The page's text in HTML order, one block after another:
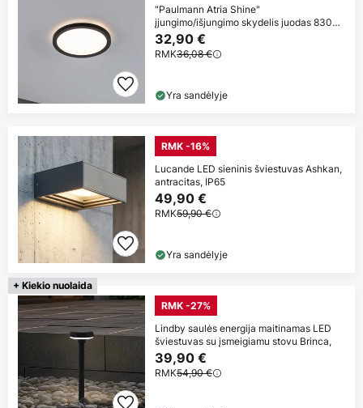
"Paulmann Atria Shine"
įjungimo/išjungimo skydelis juodas 830
Ø19cm
32,90 €
RMK36,08 €
Yra sandėlyje
RMK -16%
Lucande LED sieninis šviestuvas Ashkan,
antracitas, IP65
49,90 €
RMK59,90 €
Yra sandėlyje
+ Kiekio nuolaida
RMK -27%
Lindby saulės energija maitinamas LED
šviestuvas su įsmeigiamu stovu Brinca,
39,90 €
RMK54,90 €